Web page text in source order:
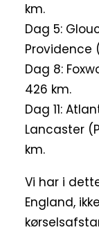
km.
Dag 5:
Providence
Dag 8:
426 km.
Dag 11:
Lancaster
km.
Vi har i
England,